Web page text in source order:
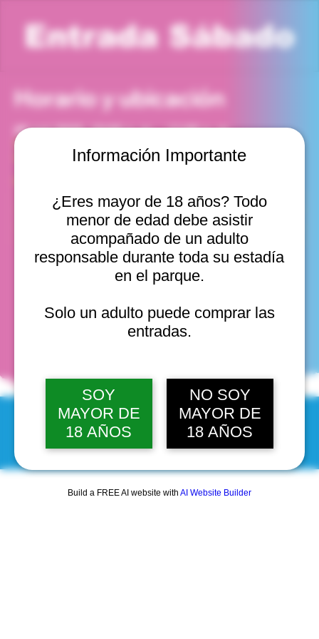
Información Importante
¿Eres mayor de 18 años? Todo
menor de edad debe asistir
acompañado de un adulto
responsable durante toda su estadía
en el parque.
Solo un adulto puede comprar las
entradas.
SOY
MAYOR DE
18 AÑOS
NO SOY
MAYOR DE
18 AÑOS
Build a FREE AI website with AI Website Builder
Entrada Sábado
Horario y ubicación
25 oct 2025, 10:00 a. m. – 11:00 a. m.
Viña del Mar, Cam. Internacional 2440, Viña del Mar,
Valparaíso, Chile
sáb, 08 ago, 10:00 a. m.
sáb, 08 ago, 11:00 a. m.
sáb, 08 ago, 12:00 p. m.
Ver 22
fechas
© 2025 by Scantastic.